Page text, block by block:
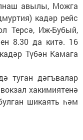
авылы, Можга
кадәр рейс
Терсә, Иж-Бубый,
8.30 да китә. 16
Түбән Камага
туган дәгъвалар
хакимиятенә
шикаять һәм